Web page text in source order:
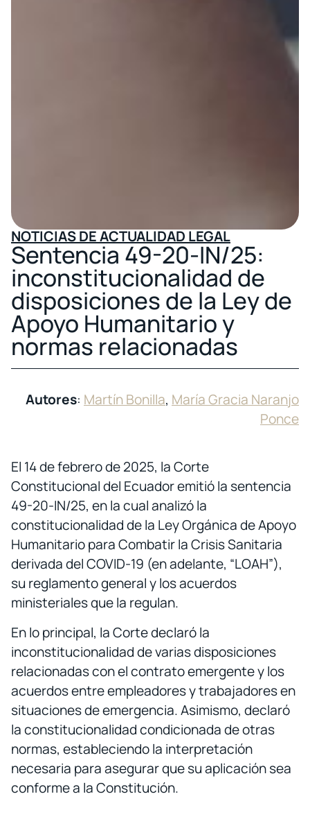
NOTICIAS DE ACTUALIDAD LEGAL
Sentencia 49-20-IN/25:
inconstitucionalidad de
disposiciones de la Ley de
Apoyo Humanitario y
normas relacionadas
Autores: Martín Bonilla, María Gracia Naranjo
Ponce
El 14 de febrero de 2025, la Corte
Constitucional del Ecuador emitió la sentencia
49-20-IN/25, en la cual analizó la
constitucionalidad de la Ley Orgánica de Apoyo
Humanitario para Combatir la Crisis Sanitaria
derivada del COVID-19 (en adelante, “LOAH”),
su reglamento general y los acuerdos
ministeriales que la regulan.
En lo principal, la Corte declaró la
inconstitucionalidad de varias disposiciones
relacionadas con el contrato emergente y los
acuerdos entre empleadores y trabajadores en
situaciones de emergencia. Asimismo, declaró
la constitucionalidad condicionada de otras
normas, estableciendo la interpretación
necesaria para asegurar que su aplicación sea
conforme a la Constitución.